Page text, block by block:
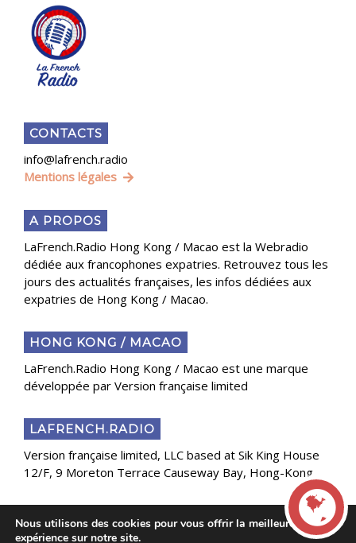
CONTACTS
info@lafrench.radio
Mentions légales
A PROPOS
LaFrench.Radio Hong Kong / Macao est la Webradio
dédiée aux francophones expatries. Retrouvez tous les
jours des actualités françaises, les infos dédiées aux
expatries de Hong Kong / Macao.
HONG KONG / MACAO
LaFrench.Radio Hong Kong / Macao est une marque
développée par Version française limited
LAFRENCH.RADIO
Version française limited, LLC based at Sik King House
12/F, 9 Moreton Terrace Causeway Bay, Hong-Kong
Copyright 2025 Presse Généraliste des Français de
Nous utilisons des cookies pour vous offrir la meilleure
expérience sur notre site.